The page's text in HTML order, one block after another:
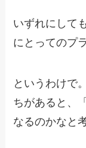
いずれにして
にとってのプ
というわけで
ちがあると、
なるのかなと